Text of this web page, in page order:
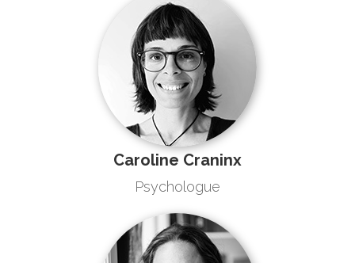
Caroline Craninx
Psychologue